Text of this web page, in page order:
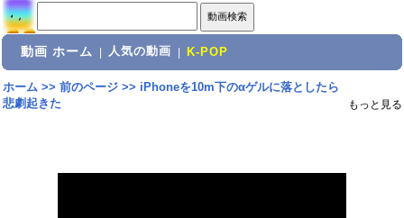
動画 ホーム 人気の動画 K-POP
ホーム>> 前のページ>> iPhoneを10m下のαゲルに落としたら
悲劇起きた
もっと見る